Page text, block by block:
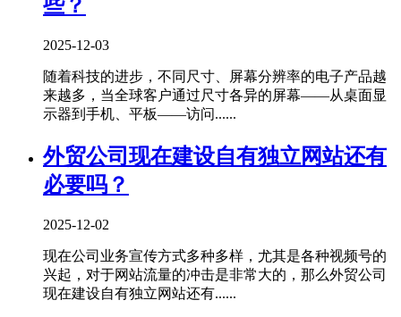
些？
2025-12-03
随着科技的进步，不同尺寸、屏幕分辨率的电子产品越
来越多，当全球客户通过尺寸各异的屏幕——从桌面显
示器到手机、平板——访问......
外贸公司现在建设自有独立网站还有
必要吗？
2025-12-02
现在公司业务宣传方式多种多样，尤其是各种视频号的
兴起，对于网站流量的冲击是非常大的，那么外贸公司
现在建设自有独立网站还有......